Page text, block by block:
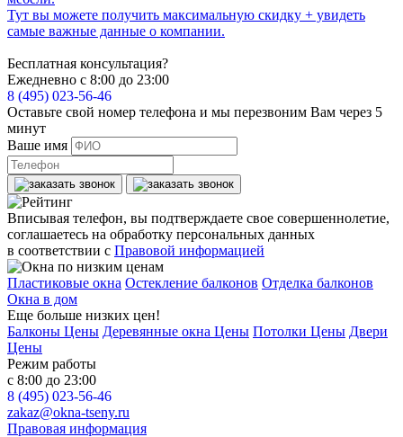
Тут вы можете получить максимальную скидку + увидеть
самые важные данные о компании.
Бесплатная консультация?
Ежедневно с 8:00 до 23:00
8 (495) 023-56-46
Оставьте свой номер телефона и мы перезвоним Вам через 5
минут
Ваше имя
Вписывая телефон, вы подтверждаете свое совершеннолетие,
соглашаетесь на обработку персональных данных
в соответствии с Правовой информацией
Пластиковые окна Остекление балконов Отделка балконов
Окна в дом
Еще больше низких цен!
Балконы Цены Деревянные окна Цены Потолки Цены Двери
Цены
Режим работы
с 8:00 до 23:00
8 (495) 023-56-46
zakaz@okna-tseny.ru
Правовая информация